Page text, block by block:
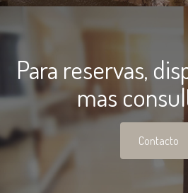
Para reservas,
mas
Contacto